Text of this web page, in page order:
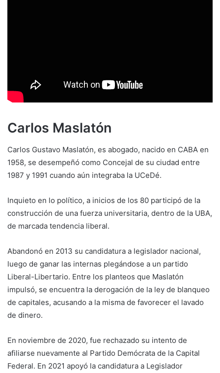
Carlos Maslatón
Carlos Gustavo Maslatón, es abogado, nacido en CABA en
1958, se desempeñó como Concejal de su ciudad entre
1987 y 1991 cuando aún integraba la UCeDé.
Inquieto en lo político, a inicios de los 80 participó de la
construcción de una fuerza universitaria, dentro de la UBA,
de marcada tendencia liberal.
Abandonó en 2013 su candidatura a legislador nacional,
luego de ganar las internas plegándose a un partido
Liberal-Libertario. Entre los planteos que Maslatón
impulsó, se encuentra la derogación de la ley de blanqueo
de capitales, acusando a la misma de favorecer el lavado
de dinero.
En noviembre de 2020, fue rechazado su intento de
afiliarse nuevamente al Partido Demócrata de la Capital
Federal. En 2021 apoyó la candidatura a Legislador